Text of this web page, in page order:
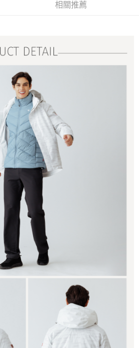
相關推薦